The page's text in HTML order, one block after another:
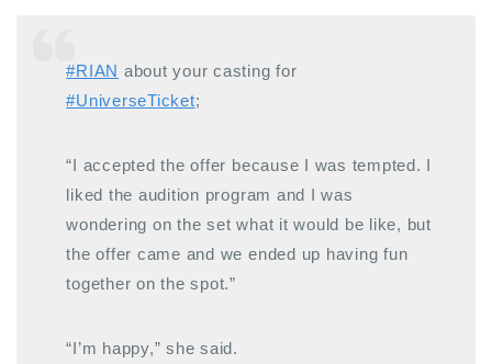
#RIAN about your casting for
#UniverseTicket;
“I accepted the offer because I was tempted. I
liked the audition program and I was
wondering on the set what it would be like, but
the offer came and we ended up having fun
together on the spot.”
“I’m happy,” she said.